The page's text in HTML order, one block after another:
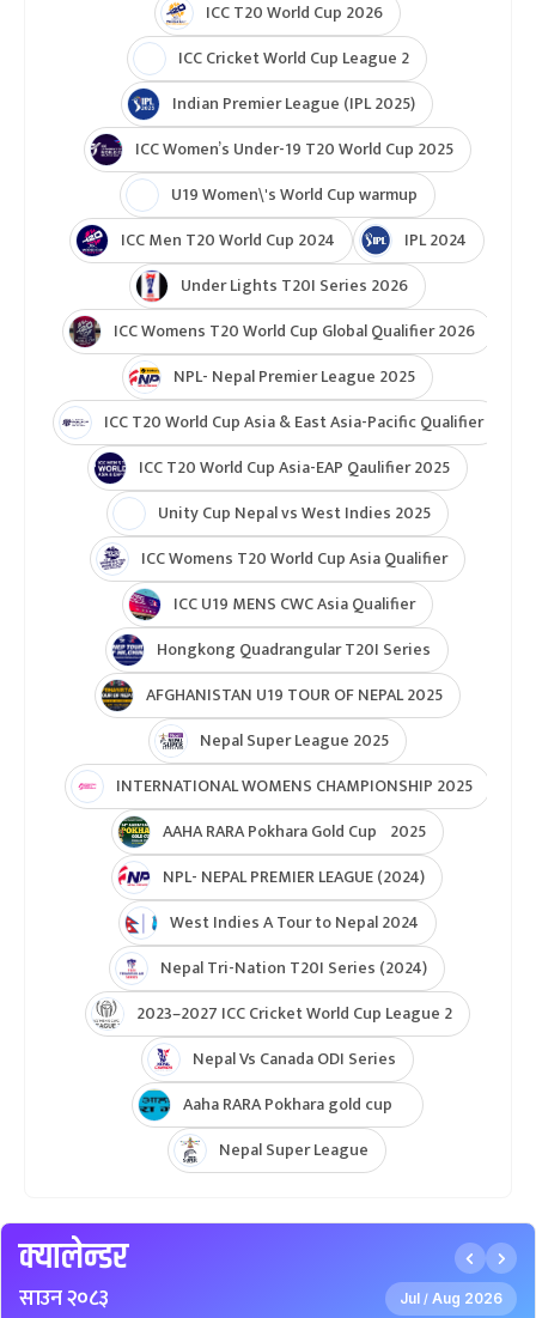
ICC T20 World Cup 2026
ICC Cricket World Cup League 2
Indian Premier League (IPL 2025)
ICC Women’s Under-19 T20 World Cup 2025
U19 Women\'s World Cup warmup
ICC Men T20 World Cup 2024
IPL 2024
Under Lights T20I Series 2026
ICC Womens T20 World Cup Global Qualifier 2026
NPL- Nepal Premier League 2025
ICC T20 World Cup Asia & East Asia-Pacific Qualifier
ICC T20 World Cup Asia-EAP Qaulifier 2025
Unity Cup Nepal vs West Indies 2025
ICC Womens T20 World Cup Asia Qualifier
ICC U19 MENS CWC Asia Qualifier
Hongkong Quadrangular T20I Series
AFGHANISTAN U19 TOUR OF NEPAL 2025
Nepal Super League 2025
INTERNATIONAL WOMENS CHAMPIONSHIP 2025
AAHA RARA Pokhara Gold Cup 2025
NPL- NEPAL PREMIER LEAGUE (2024)
West Indies A Tour to Nepal 2024
Nepal Tri-Nation T20I Series (2024)
2023–2027 ICC Cricket World Cup League 2
Nepal Vs Canada ODI Series
Aaha RARA Pokhara gold cup
Nepal Super League
क्यालेन्डर
साउन २०८३ Jul / Aug 2026